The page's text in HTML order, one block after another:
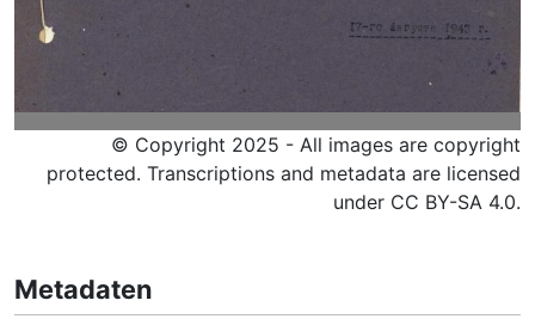
© Copyright 2025 - All images are copyright
protected. Transcriptions and metadata are licensed
under CC BY-SA 4.0.
Metadaten